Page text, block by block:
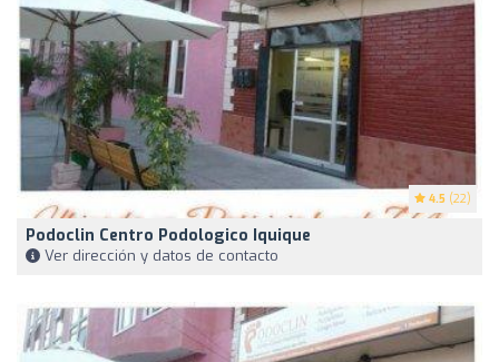
4.5 (22)
Podoclin Centro Podologico Iquique
Ver dirección y datos de contacto